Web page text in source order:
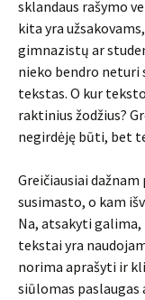
sklandaus rašymo
kita yra
gimnazistų ar
nieko bendro neturi
tekstas. O kur
raktinius žodžius?
negirdėję būti, bet
Greičiausiai
susimasto, o kam
Na, atsakyti
tekstai yra
norima aprašyti ir
siūlomas